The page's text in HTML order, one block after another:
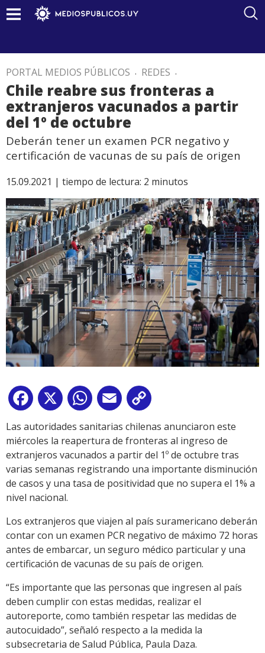
PORTAL MEDIOS PÚBLICOS . REDES .
Chile reabre sus fronteras a
extranjeros vacunados a partir
del 1º de octubre
Deberán tener un examen PCR negativo y
certificación de vacunas de su país de origen
15.09.2021 | tiempo de lectura: 2 minutos
Facebook
X WhatsApp
Email
Link
Las autoridades sanitarias chilenas anunciaron este
miércoles la reapertura de fronteras al ingreso de
extranjeros vacunados a partir del 1º de octubre tras
varias semanas registrando una importante disminución
de casos y una tasa de positividad que no supera el 1% a
nivel nacional.
Los extranjeros que viajen al país suramericano deberán
contar con un examen PCR negativo de máximo 72 horas
antes de embarcar, un seguro médico particular y una
certificación de vacunas de su país de origen.
“Es importante que las personas que ingresen al país
deben cumplir con estas medidas, realizar el
autoreporte, como también respetar las medidas de
autocuidado”, señaló respecto a la medida la
subsecretaria de Salud Pública, Paula Daza.